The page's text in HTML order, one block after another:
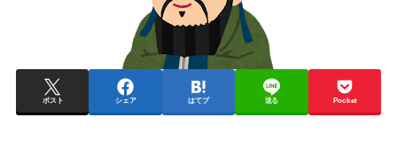
ポスト シェア はてブ 送る Pocket